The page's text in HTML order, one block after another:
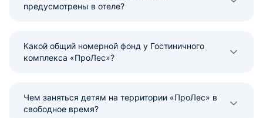
предусмотрены в отеле?
Какой общий номерной фонд у Гостиничного
комплекса «ПроЛес»?
Чем заняться детям на территории «ПроЛес» в
свободное время?